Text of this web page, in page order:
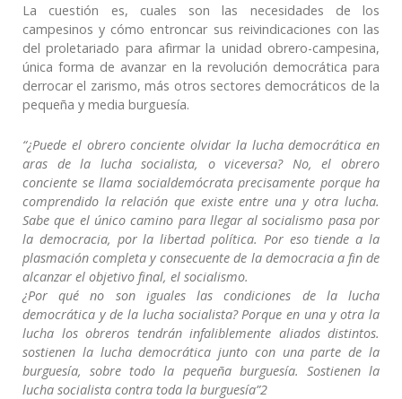
La cuestión es, cuales son las necesidades de los
campesinos y cómo entroncar sus reivindicaciones con las
del proletariado para afirmar la unidad obrero-campesina,
única forma de avanzar en la revolución democrática para
derrocar el zarismo, más otros sectores democráticos de la
pequeña y media burguesía.
“¿Puede el obrero conciente olvidar la lucha democrática en
aras de la lucha socialista, o viceversa? No, el obrero
conciente se llama socialdemócrata precisamente porque ha
comprendido la relación que existe entre una y otra lucha.
Sabe que el único camino para llegar al socialismo pasa por
la democracia, por la libertad política. Por eso tiende a la
plasmación completa y consecuente de la democracia a fin de
alcanzar el objetivo final, el socialismo.
¿Por qué no son iguales las condiciones de la lucha
democrática y de la lucha socialista? Porque en una y otra la
lucha los obreros tendrán infaliblemente aliados distintos.
sostienen la lucha democrática junto con una parte de la
burguesía, sobre todo la pequeña burguesía. Sostienen la
lucha socialista contra toda la burguesía”2